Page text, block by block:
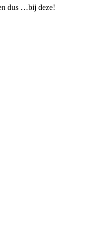
dus …bij deze!